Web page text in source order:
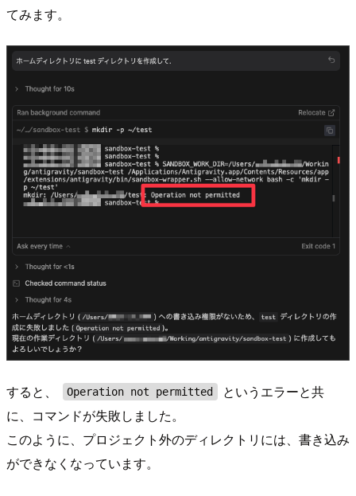
てみます。
すると、 Operation not permitted
というエラーと共
に、コマンドが失敗しました。
このように、プロジェクト外のディレクトリには、書き込み
ができなくなっています。